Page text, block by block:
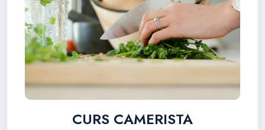
CURS CAMERISTA